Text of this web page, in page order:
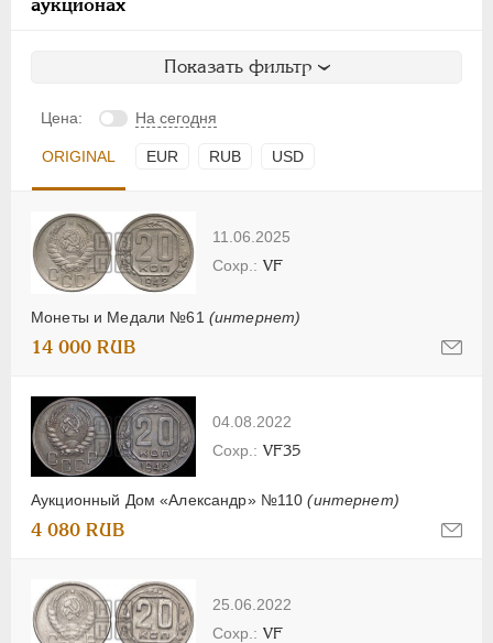
Показать фильтр
Цена: На сегодня
ORIGINAL EUR RUB USD
11.06.2025
Монеты и Медали №61 (интернет)
VF
14 000 RUB
04.08.2022
Аукционный Дом «Александр» №110(интернет)
VF35
4 080 RUB
25.06.2022
VF